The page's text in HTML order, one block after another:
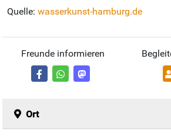
Quelle: wasserkunst-hamburg.de
Freunde informieren
Ort